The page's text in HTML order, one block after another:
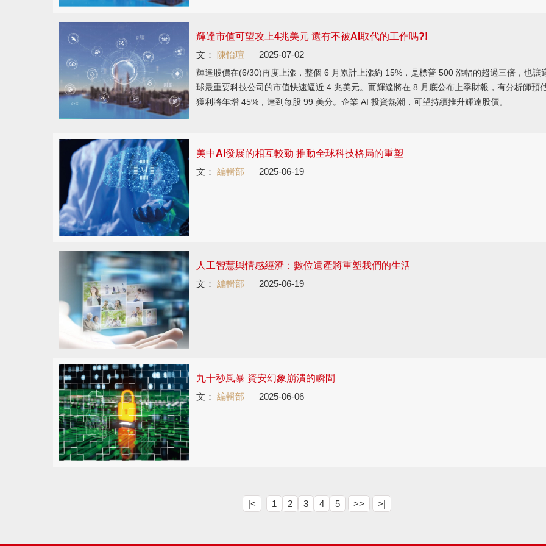
輝達市值可望攻上4兆美元 還有不被AI取代的工作嗎?!
文：
陳怡瑄 2025-07-02
輝達股價在(6/30)再度上漲，整個 6 月累計上漲約 15%，是標普 500 漲幅的超過三倍，也讓
球最重要科技公司的市值快速逼近 4 兆美元。而輝達將在 8 月底公布上季財報，有分析師預
獲利將年增 45%，達到每股 99 美分。企業 AI 投資熱潮，可望持續推升輝達股價。
美中AI發展的相互較勁 推動全球科技格局的重塑
文： 編輯部 2025-06-19
人工智慧與情感經濟：數位遺產將重塑我們的生活
文： 編輯部 2025-06-19
九十秒風暴 資安幻象崩潰的瞬間
文： 編輯部 2025-06-06
|< 1 2 3 4 5 >> >|